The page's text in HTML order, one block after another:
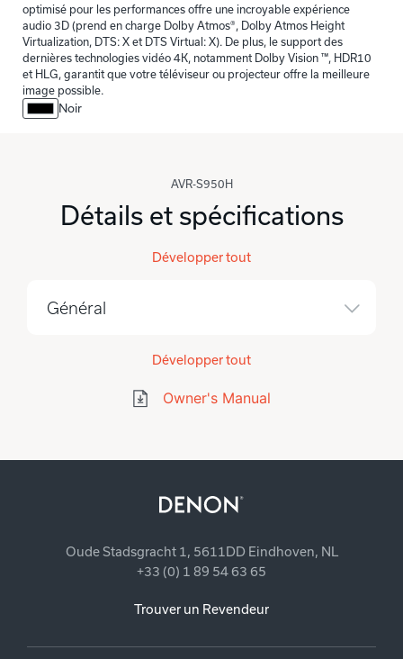
optimisé pour les performances offre une incroyable expérience
audio 3D (prend en charge Dolby Atmos®, Dolby Atmos Height
Virtualization, DTS: X et DTS Virtual: X). De plus, le support des
dernières technologies vidéo 4K, notamment Dolby Vision ™, HDR10
et HLG, garantit que votre téléviseur ou projecteur offre la meilleure
image possible.
Noir
AVR-S950H
Détails et spécifications
Owner's Manual
Développer tout
Général
Développer tout
Oude Stadsgracht 1, 5611DD Eindhoven, NL
+33 (0) 1 89 54 63 65
Trouver un Revendeur